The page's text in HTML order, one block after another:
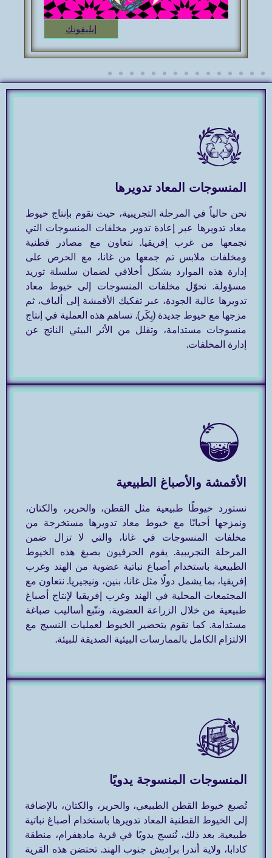
خنجر – ذا داغر
المنسوجات المعاد تدويرها
نحن حالياً في المرحلة التجريبية، حيث نقوم بإنتاج خيوط
معاد تدويرها عبر إعادة تدوير مخلفات المنسوجات التي
نجمعها من غرب إفريقيا. نتعاون مع مصادر قطنية
ومخلفات ملابس تم جمعها من غانا، مع الحرص على
إدارة هذه الموارد بشكل أخلاقي لضمان سلسلة توريد
مسؤولة. نحوّل مخلفات المنسوجات إلى خيوط معاد
تدويرها عالية الجودة، عبر تفكيك الأقمشة إلى ألياف، ثم
مزجها مع خيوط جديدة (بِكَر). تساهم هذه العملية في إنتاج
منسوجات مستدامة، وتقلل من الأثر البيئي الناتج عن
إدارة المخلفات.
الأقمشة والأصباغ الطبيعية
نستورد خيوطًا طبيعية مثل القطن، والحرير، والكتان،
ونمزجها أحيانًا مع خيوط معاد تدويرها مستخرجة من
مخلفات المنسوجات في غانا، والتي لا تزال ضمن
المرحلة التجريبية. يقوم الحرفيون بصبغ هذه الخيوط
الطبيعية باستخدام أصباغ نباتية عضوية من الهند وغرب
إفريقيا، بما يشمل دولًا مثل غانا، بنين، ونيجيريا. نتعاون مع
المجتمعات المحلية في الهند وغرب إفريقيا لإنتاج أصباغ
طبيعية من خلال الزراعة العضوية، ونتّبع أساليب صباغة
مستدامة. كما نقوم بتحضير الخيوط لعمليات النسيج مع
الالتزام الكامل بالممارسات البيئية الصديقة للبيئة.
المنسوجات المنسوجة يدويًا
تُصبغ خيوط القطن الطبيعي، والحرير، والكتان، بالإضافة
إلى الخيوط القطنية المعاد تدويرها باستخدام أصباغ نباتية
طبيعية. بعد ذلك، تُنسج يدويًا في قرية مادهفرام، منطقة
كادابا، ولاية أندرا براديش جنوب الهند. تحتضن هذه القرية